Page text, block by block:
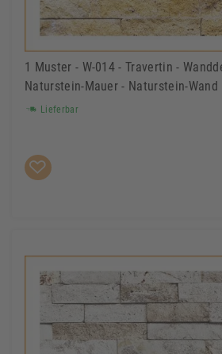
1 Muster - W-014 - Travertin -
Naturstein-Mauer - Naturstein-Wand
Lieferbar